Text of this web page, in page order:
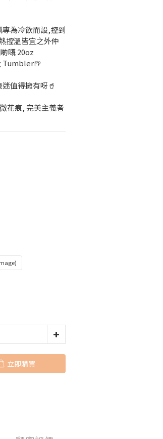
為冷飲而設,控到
控溫皆宜之外仲
嘅 20oz
Tumbler🍺
值得擁有呀🥤
花痕, 完美主義者
立即購買